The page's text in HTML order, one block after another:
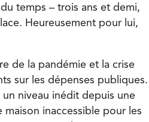
temps – trois ans et demi,
Heureusement pour lui,
de la pandémie et la crise
sur les dépenses publiques.
niveau inédit depuis une
inaccessible pour les